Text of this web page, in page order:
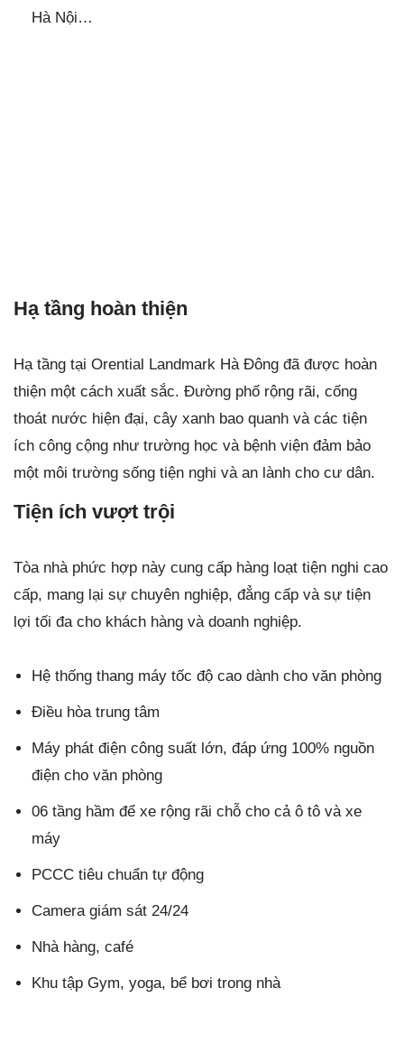
Hà Nội…
Hạ tầng hoàn thiện
Hạ tầng tại Orential Landmark Hà Đông đã được hoàn
thiện một cách xuất sắc. Đường phố rộng rãi, cống
thoát nước hiện đại, cây xanh bao quanh và các tiện
ích công cộng như trường học và bệnh viện đảm bảo
một môi trường sống tiện nghi và an lành cho cư dân.
Tiện ích vượt trội
Tòa nhà phức hợp này cung cấp hàng loạt tiện nghi cao
cấp, mang lại sự chuyên nghiệp, đẳng cấp và sự tiện
lợi tối đa cho khách hàng và doanh nghiệp.
Hệ thống thang máy tốc độ cao dành cho văn phòng
Điều hòa trung tâm
Máy phát điện công suất lớn, đáp ứng 100% nguồn
điện cho văn phòng
06 tầng hầm để xe rộng rãi chỗ cho cả ô tô và xe
máy
PCCC tiêu chuẩn tự động
Camera giám sát 24/24
Nhà hàng, café
Khu tập Gym, yoga, bể bơi trong nhà